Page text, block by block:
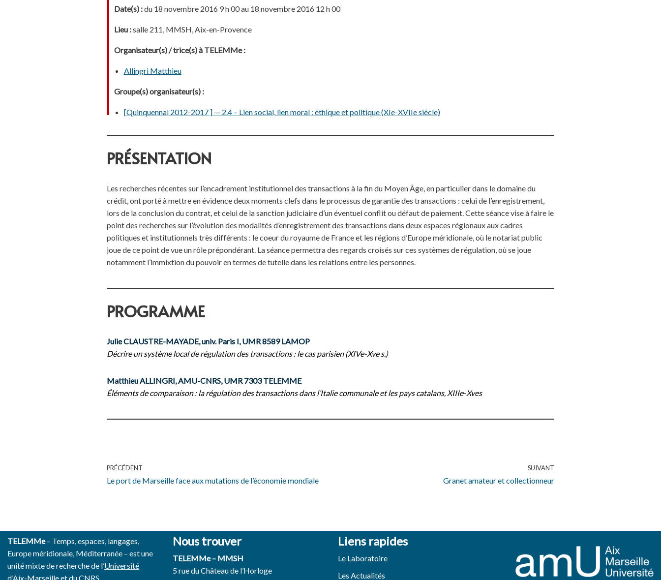
Date(s) :du 18 novembre 2016 9 h 00 au 18 novembre 2016 12 h 00
Lieu :salle 211, MMSH, Aix-en-Provence
Organisateur(s) / trice(s) à TELEMMe :
Allingri Matthieu
Groupe(s) organisateur(s) :
[Quinquennal 2012-2017 ] — 2.4 – Lien social, lien moral : éthique et politique (XIe-XVIIe siècle)
PRÉSENTATION
Les recherches récentes sur l’encadrement institutionnel des transactions à la fin du Moyen Âge, en particulier dans le domaine du
crédit, ont porté à mettre en évidence deux moments clefs dans le processus de garantie des transactions : celui de l’enregistrement,
lors de la conclusion du contrat, et celui de la sanction judiciaire d’un éventuel conflit ou défaut de paiement. Cette séance vise à faire le
point des recherches sur l’évolution des modalités d’enregistrement des transactions dans deux espaces régionaux aux cadres
politiques et institutionnels très différents : le coeur du royaume de France et les régions d’Europe méridionale, où le notariat public
joue de ce point de vue un rôle prépondérant. La séance permettra des regards croisés sur ces systèmes de régulation, où se joue
notamment l’immixtion du pouvoir en termes de tutelle dans les relations entre les personnes.
PROGRAMME
Julie CLAUSTRE-MAYADE, univ. Paris I, UMR 8589 LAMOP
Décrire un système local de régulation des transactions : le cas parisien (XIVe-Xve s.)
Matthieu ALLINGRI, AMU-CNRS, UMR 7303 TELEMME
Éléments de comparaison : la régulation des transactions dans l’Italie communale et les pays catalans, XIIIe-Xves
PRÉCÉDENT
Le port de Marseille face aux mutations de l’économie mondiale
SUIVANT
Granet amateur et collectionneur
TELEMMe– Temps, espaces, langages,
Europe méridionale, Méditerranée – est une
unité mixte de recherche de l’Université
d’Aix-Marseilleet duCNRS.
Nous trouver
TELEMMe – MMSH
5 rue du Château de l’Horloge
Liens rapides
Le Laboratoire
Les Actualités